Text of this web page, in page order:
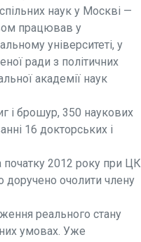
наук у Москві —
працював у
університеті, у
ради з політичних
академії наук
і брошур, 350 наукових
16 докторських і
початку 2012 року при ЦК
доручено очолити члену
реального стану
умовах. Уже